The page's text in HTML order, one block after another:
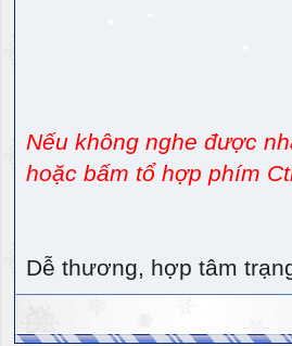
Nếu không nghe được
hoặc bấm tổ hợp phím
Dễ thương, hợp tâm